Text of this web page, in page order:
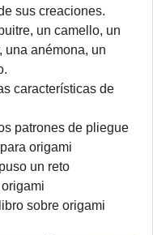
sus creaciones.
un camello, un
una anémona, un
características de
patrones de pliegue
origami
un reto
sobre origami